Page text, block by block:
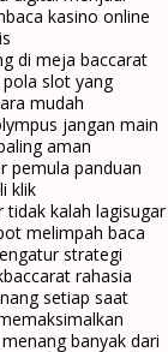
kasino online
di meja baccarat
slot yang
mudah
jangan main
aman
pemula panduan
klik
kalah lagisugar
melimpah baca
strategi
baccarat rahasia
setiap saat
banyak dari